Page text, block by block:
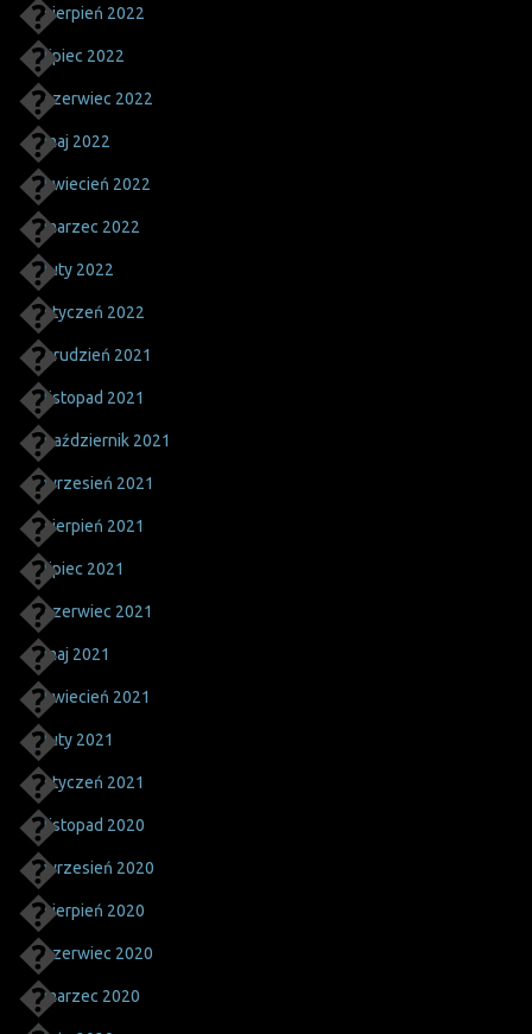
sierpień 2022
lipiec 2022
czerwiec 2022
maj 2022
kwiecień 2022
marzec 2022
luty 2022
styczeń 2022
grudzień 2021
listopad 2021
październik 2021
wrzesień 2021
sierpień 2021
lipiec 2021
czerwiec 2021
maj 2021
kwiecień 2021
luty 2021
styczeń 2021
listopad 2020
wrzesień 2020
sierpień 2020
czerwiec 2020
marzec 2020